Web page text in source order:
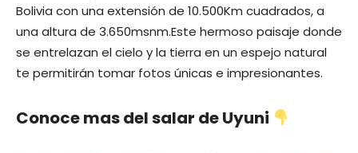
Bolivia con una extensión de 10.500Km cuadrados, a
una altura de 3.650msnm.Este hermoso paisaje donde
se entrelazan el cielo y la tierra en un espejo natural
te permitirán tomar fotos únicas e impresionantes.
Conoce mas del salar de Uyuni